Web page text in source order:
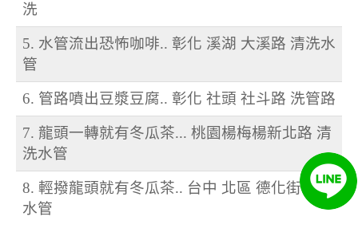
洗
5. 水管流出恐怖咖啡.. 彰化 溪湖 大溪路 清洗水
管
6. 管路噴出豆漿豆腐.. 彰化 社頭 社斗路 洗管路
7. 龍頭一轉就有冬瓜茶... 桃園楊梅楊新北路 清
洗水管
8. 輕撥龍頭就有冬瓜茶.. 台中 北區 德化街 清洗
水管